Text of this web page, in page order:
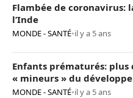
Flambée de coronavirus:
l’Inde
MONDE - SANTÉ•il y a 5 ans
Enfants prématurés: plus
« mineurs » du
MONDE - SANTÉ•il y a 5 ans